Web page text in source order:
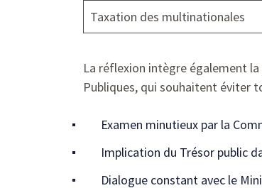
Taxation des multinationales
La réflexion intègre également
Publiques, qui souhaitent éviter
Examen minutieux par la
Implication du Trésor public
Dialogue constant avec le